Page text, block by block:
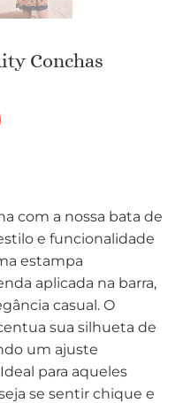
Conchas
O
com a nossa bata de
e funcionalidade
estampa
aplicada na barra,
casual. O
sua silhueta de
um ajuste
para aqueles
se sentir chique e